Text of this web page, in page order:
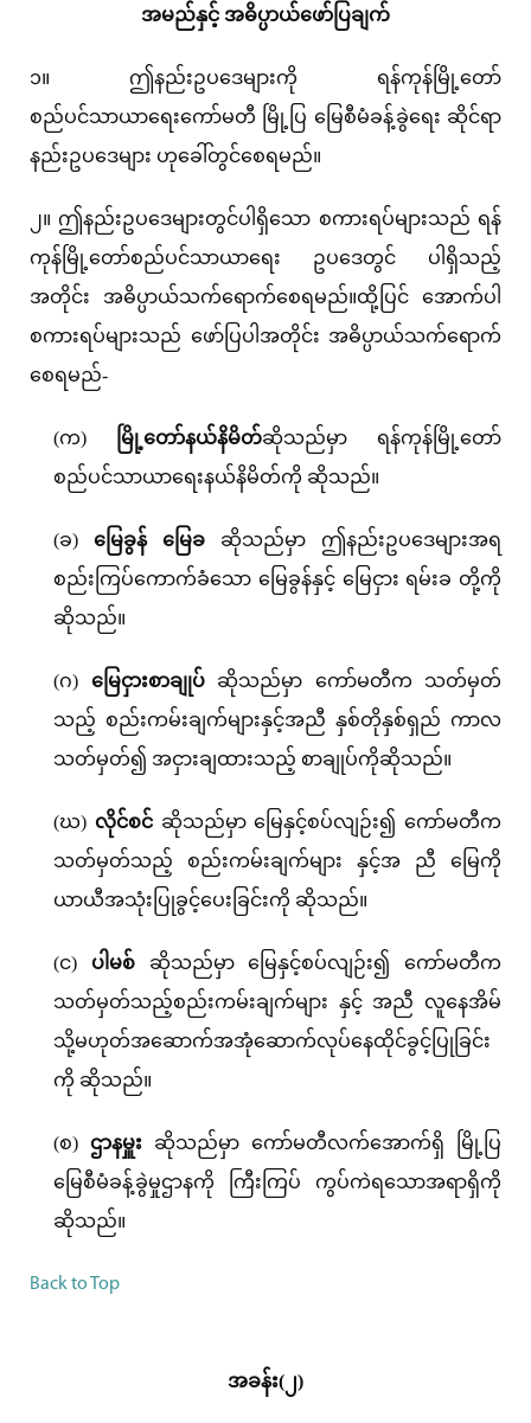
အမည်နှင့် အဓိပ္ပာယ်ဖော်ပြချက်
၁။ ဤနည်းဥပဒေများကို ရန်ကုန်မြို့တော်
စည်ပင်သာယာရေးကော်မတီ မြို့ပြ မြေစီမံခန့်ခွဲရေး ဆိုင်ရာ
နည်းဥပဒေများ ဟုခေါ်တွင်စေရမည်။
၂။ ဤနည်းဥပဒေများတွင်ပါရှိသော စကားရပ်များသည် ရန်
ကုန်မြို့တော်စည်ပင်သာယာရေး ဥပဒေတွင် ပါရှိသည့်
အတိုင်း အဓိပ္ပာယ်သက်ရောက်စေရမည်။ထို့ပြင် အောက်ပါ
စကားရပ်များသည် ဖော်ပြပါအတိုင်း အဓိပ္ပာယ်သက်ရောက်
စေရမည်-
(က) မြို့တော်နယ်နိမိတ်ဆိုသည်မှာ ရန်ကုန်မြို့တော်
စည်ပင်သာယာရေးနယ်နိမိတ်ကို ဆိုသည်။
(ခ) မြေခွန် မြေခ ဆိုသည်မှာ ဤနည်းဥပဒေများအရ
စည်းကြပ်ကောက်ခံသော မြေခွန်နှင့် မြေငှား ရမ်းခ တို့ကို
ဆိုသည်။
(ဂ) မြေငှားစာချုပ် ဆိုသည်မှာ ကော်မတီက သတ်မှတ်
သည့် စည်းကမ်းချက်များနှင့်အညီ နှစ်တိုနှစ်ရှည် ကာလ
သတ်မှတ်၍ အငှားချထားသည့် စာချုပ်ကိုဆိုသည်။
(ဃ) လိုင်စင် ဆိုသည်မှာ မြေနှင့်စပ်လျဉ်း၍ ကော်မတီက
သတ်မှတ်သည့် စည်းကမ်းချက်များ နှင့်အ ညီ မြေကို
ယာယီအသုံးပြုခွင့်ပေးခြင်းကို ဆိုသည်။
(င) ပါမစ် ဆိုသည်မှာ မြေနှင့်စပ်လျဉ်း၍ ကော်မတီက
သတ်မှတ်သည့်စည်းကမ်းချက်များ နှင့် အညီ လူနေအိမ်
သို့မဟုတ်အဆောက်အအုံဆောက်လုပ်နေထိုင်ခွင့်ပြုခြင်း
ကို ဆိုသည်။
(စ) ဌာနမှူး ဆိုသည်မှာ ကော်မတီလက်အောက်ရှိ မြို့ပြ
မြေစီမံခန့်ခွဲမှုဌာနကို ကြီးကြပ် ကွပ်ကဲရသောအရာရှိကို
ဆိုသည်။
Back to Top
အခန်း(၂)